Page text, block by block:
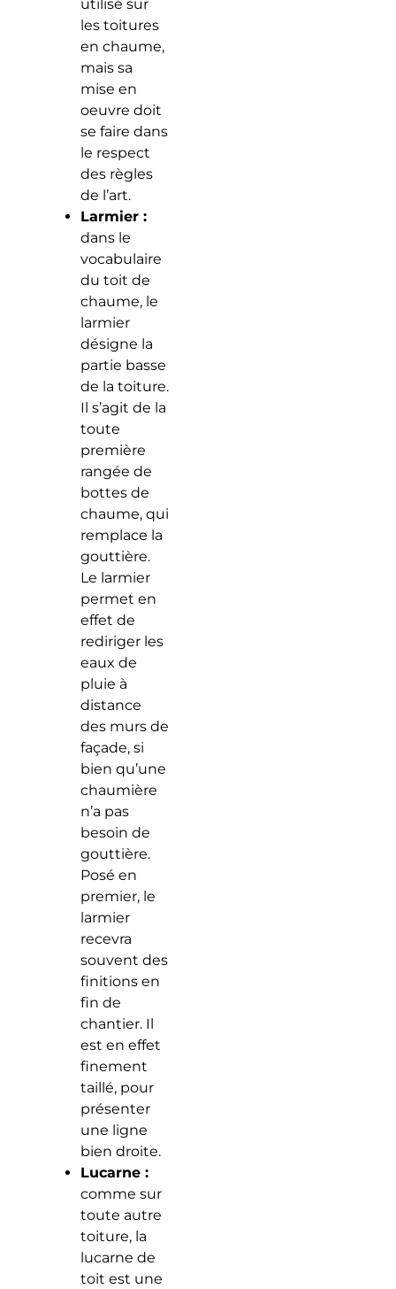
utilisé sur
les toitures
en chaume,
mais sa
mise en
oeuvre doit
se faire dans
le respect
des règles
de l’art.
Larmier :
dans le
vocabulaire
du toit de
chaume, le
larmier
désigne la
partie basse
de la toiture.
Il s’agit de la
toute
première
rangée de
bottes de
chaume, qui
remplace la
gouttière.
Le larmier
permet en
effet de
rediriger les
eaux de
pluie à
distance
des murs de
façade, si
bien qu’une
chaumière
n’a pas
besoin de
gouttière.
Posé en
premier, le
larmier
recevra
souvent des
finitions en
fin de
chantier. Il
est en effet
finement
taillé, pour
présenter
une ligne
bien droite.
Lucarne :
comme sur
toute autre
toiture, la
lucarne de
toit est une